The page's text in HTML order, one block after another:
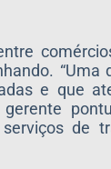
e que
de